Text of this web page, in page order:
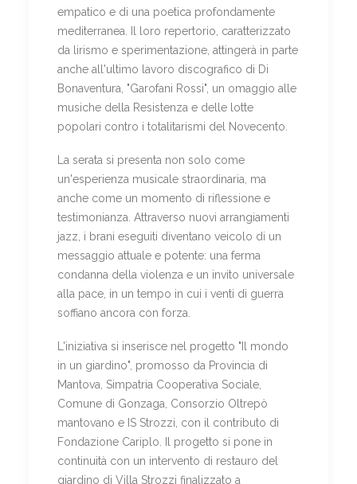
empatico e di una poetica profondamente
mediterranea. Il loro repertorio, caratterizzato
da lirismo e sperimentazione, attingerà in parte
anche all'ultimo lavoro discografico di Di
Bonaventura, "Garofani Rossi", un omaggio alle
musiche della Resistenza e delle lotte
popolari contro i totalitarismi del Novecento.
La serata si presenta non solo come
un'esperienza musicale straordinaria, ma
anche come un momento di riflessione e
testimonianza. Attraverso nuovi arrangiamenti
jazz, i brani eseguiti diventano veicolo di un
messaggio attuale e potente: una ferma
condanna della violenza e un invito universale
alla pace, in un tempo in cui i venti di guerra
soffiano ancora con forza.
L'iniziativa si inserisce nel progetto "Il mondo
in un giardino", promosso da Provincia di
Mantova, Simpatria Cooperativa Sociale,
Comune di Gonzaga, Consorzio Oltrepò
mantovano e IS Strozzi, con il contributo di
Fondazione Cariplo. Il progetto si pone in
continuità con un intervento di restauro del
giardino di Villa Strozzi finalizzato a